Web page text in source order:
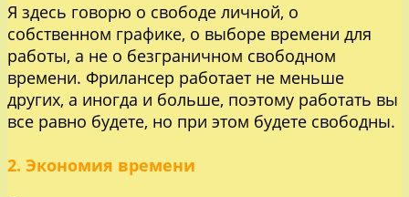
Я здесь говорю о свободе личной, о
собственном графике, о выборе времени для
работы, а не о безграничном свободном
времени. Фрилансер работает не меньше
других, а иногда и больше, поэтому работать вы
все равно будете, но при этом будете свободны.
2. Экономия времени